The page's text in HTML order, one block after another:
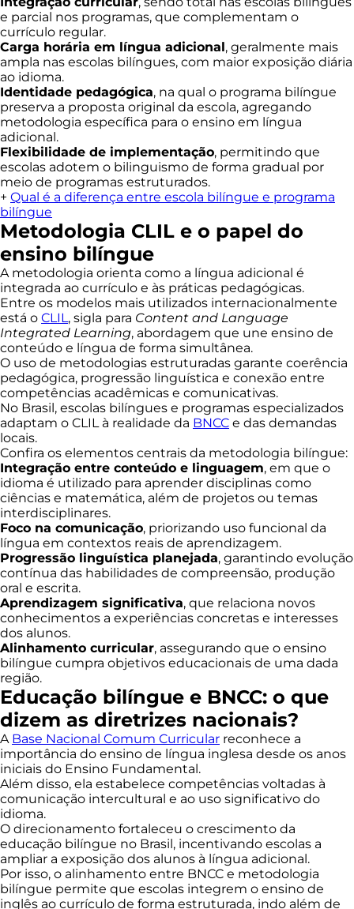
e parcial nos programas, que complementam o
currículo regular.
Carga horária em língua adicional, geralmente mais
ampla nas escolas bilíngues, com maior exposição diária
ao idioma.
Identidade pedagógica, na qual o programa bilíngue
preserva a proposta original da escola, agregando
metodologia específica para o ensino em língua
adicional.
Flexibilidade de implementação, permitindo que
escolas adotem o bilinguismo de forma gradual por
meio de programas estruturados.
+ Qual é a diferença entre escola bilíngue e programa
bilíngue
Metodologia CLIL e o papel do
ensino bilíngue
A metodologia orienta como a língua adicional é
integrada ao currículo e às práticas pedagógicas.
Entre os modelos mais utilizados internacionalmente
está o CLIL, sigla para Content and Language
Integrated Learning, abordagem que une ensino de
conteúdo e língua de forma simultânea.
O uso de metodologias estruturadas garante coerência
pedagógica, progressão linguística e conexão entre
competências acadêmicas e comunicativas.
No Brasil, escolas bilíngues e programas especializados
adaptam o CLIL à realidade da BNCC e das demandas
locais.
Confira os elementos centrais da metodologia bilíngue:
Integração entre conteúdo e linguagem, em que o
idioma é utilizado para aprender disciplinas como
ciências e matemática, além de projetos ou temas
interdisciplinares.
Foco na comunicação, priorizando uso funcional da
língua em contextos reais de aprendizagem.
Progressão linguística planejada, garantindo evolução
contínua das habilidades de compreensão, produção
oral e escrita.
Aprendizagem significativa, que relaciona novos
conhecimentos a experiências concretas e interesses
dos alunos.
Alinhamento curricular, assegurando que o ensino
bilíngue cumpra objetivos educacionais de uma dada
região.
Educação bilíngue e BNCC: o que
dizem as diretrizes nacionais?
A Base Nacional Comum Curricular reconhece a
importância do ensino de língua inglesa desde os anos
iniciais do Ensino Fundamental.
Além disso, ela estabelece competências voltadas à
comunicação intercultural e ao uso significativo do
idioma.
O direcionamento fortaleceu o crescimento da
educação bilíngue no Brasil, incentivando escolas a
ampliar a exposição dos alunos à língua adicional.
Por isso, o alinhamento entre BNCC e metodologia
bilíngue permite que escolas integrem o ensino de
inglês ao currículo de forma estruturada, indo além de